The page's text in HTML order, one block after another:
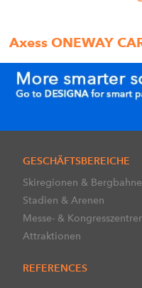
Axess ONEWAY
GESCHÄFTSBEREICHE
Skiregionen &
Stadien & Arenen
Messe- &
Attraktionen
REFERENCES